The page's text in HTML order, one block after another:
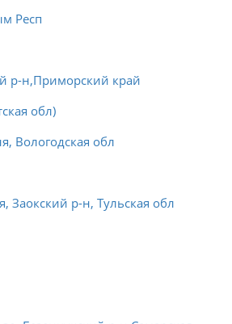
Респ
р-н,Приморский край
обл)
Вологодская обл
Заокский р-н, Тульская обл